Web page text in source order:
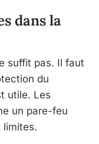
dans la
suffit pas. Il faut
du
utile. Les
un pare-feu
limites.